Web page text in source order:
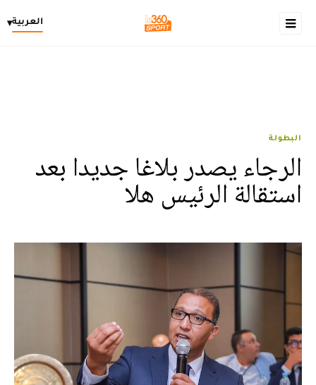
العربية▾
البطولة
الرجاء يصدر بلاغا جديدا بعد
استقالة الرئيس هلا